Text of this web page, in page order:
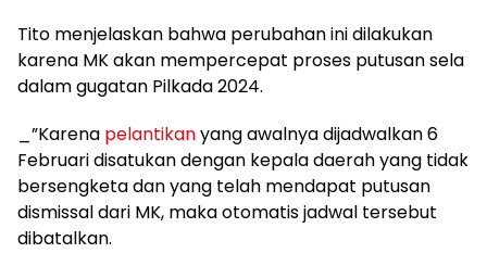
Tito menjelaskan bahwa perubahan ini dilakukan
karena MK akan mempercepat proses putusan sela
dalam gugatan Pilkada 2024.
_”Karena pelantikanyang awalnya dijadwalkan 6
Februari disatukan dengan kepala daerah yang tidak
bersengketa dan yang telah mendapat putusan
dismissal dari MK, maka otomatis jadwal tersebut
dibatalkan.